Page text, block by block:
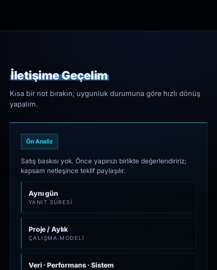
İletişime Geçelim
Kısa bir not bırakın; uygunluk durumuna göre hızlı dönüş
yapalım.
Ön Analiz
Satış baskısı yok. Önce yapınızı birlikte değerlendiririz;
kapsam netleşince teklif paylaşılır.
Aynı gün
YANIT SÜRESI
Proje / Aylık
ÇALIŞMA MODELI
Veri · Performans · Sistem